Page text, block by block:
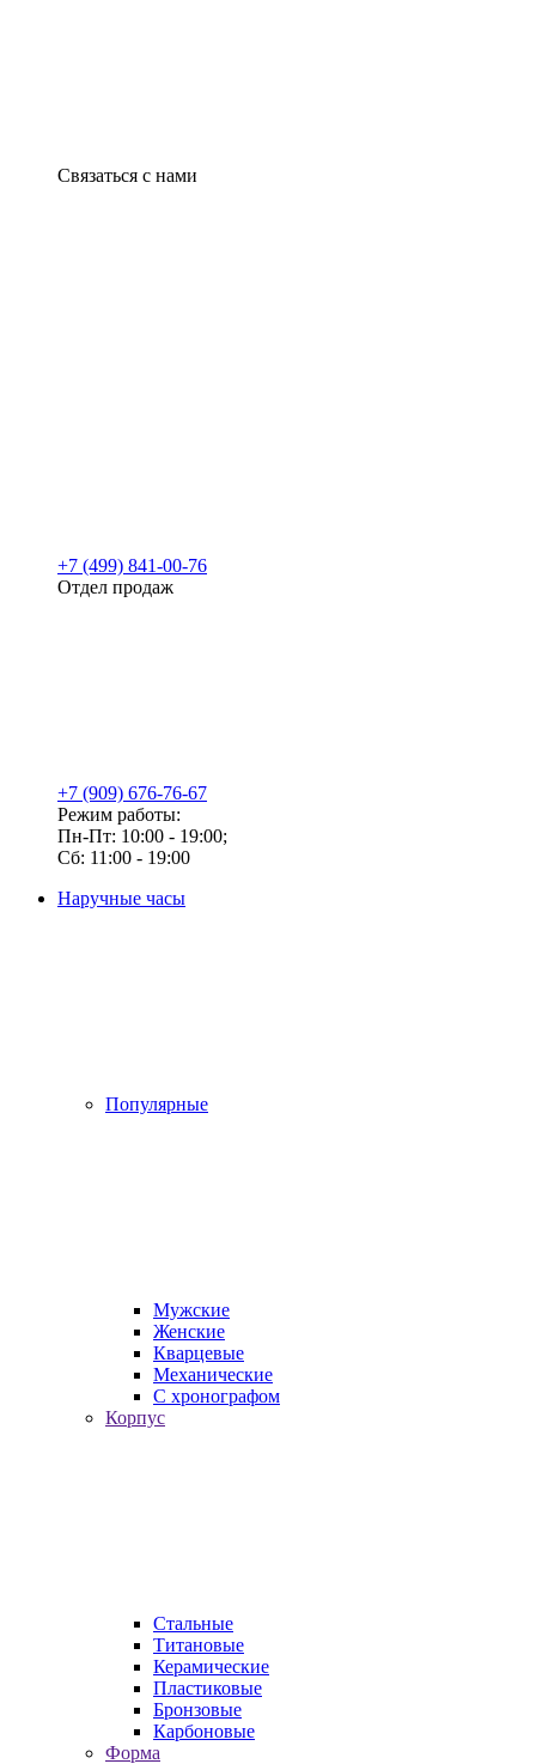
Связаться с нами
+7 (499) 841-00-76
Отдел продаж
+7 (909) 676-76-67
Режим работы:
Пн-Пт: 10:00 - 19:00;
Сб: 11:00 - 19:00
Наручные часы
Популярные
Мужские
Женские
Кварцевые
Механические
С хронографом
Корпус
Стальные
Титановые
Керамические
Пластиковые
Бронзовые
Карбоновые
Форма